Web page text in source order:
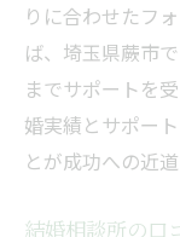
りに合わせたフ
ば、埼玉県蕨市
までサポートを
婚実績とサポー
とが成功への近道
結婚相談所の口